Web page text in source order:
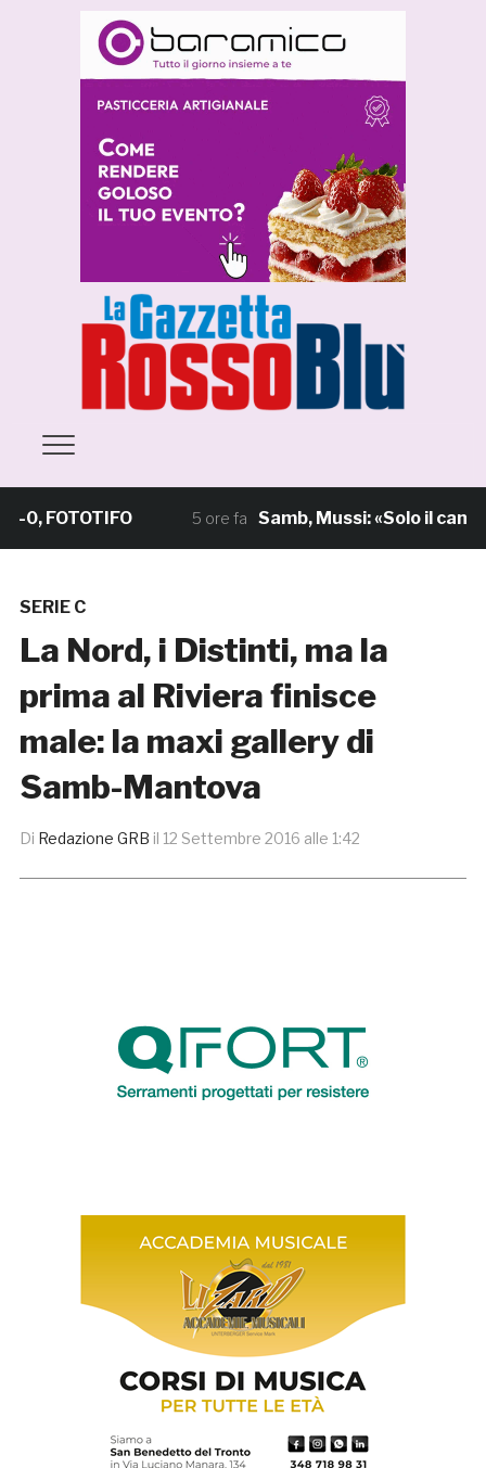
FOTOTIFO 5 ore fa Samb, Mussi: «Solo il campo
SERIE C
La Nord, i Distinti, ma la
prima al Riviera finisce
male: la maxi gallery di
Samb-Mantova
Di Redazione GRB il 12 Settembre 2016 alle 1:42